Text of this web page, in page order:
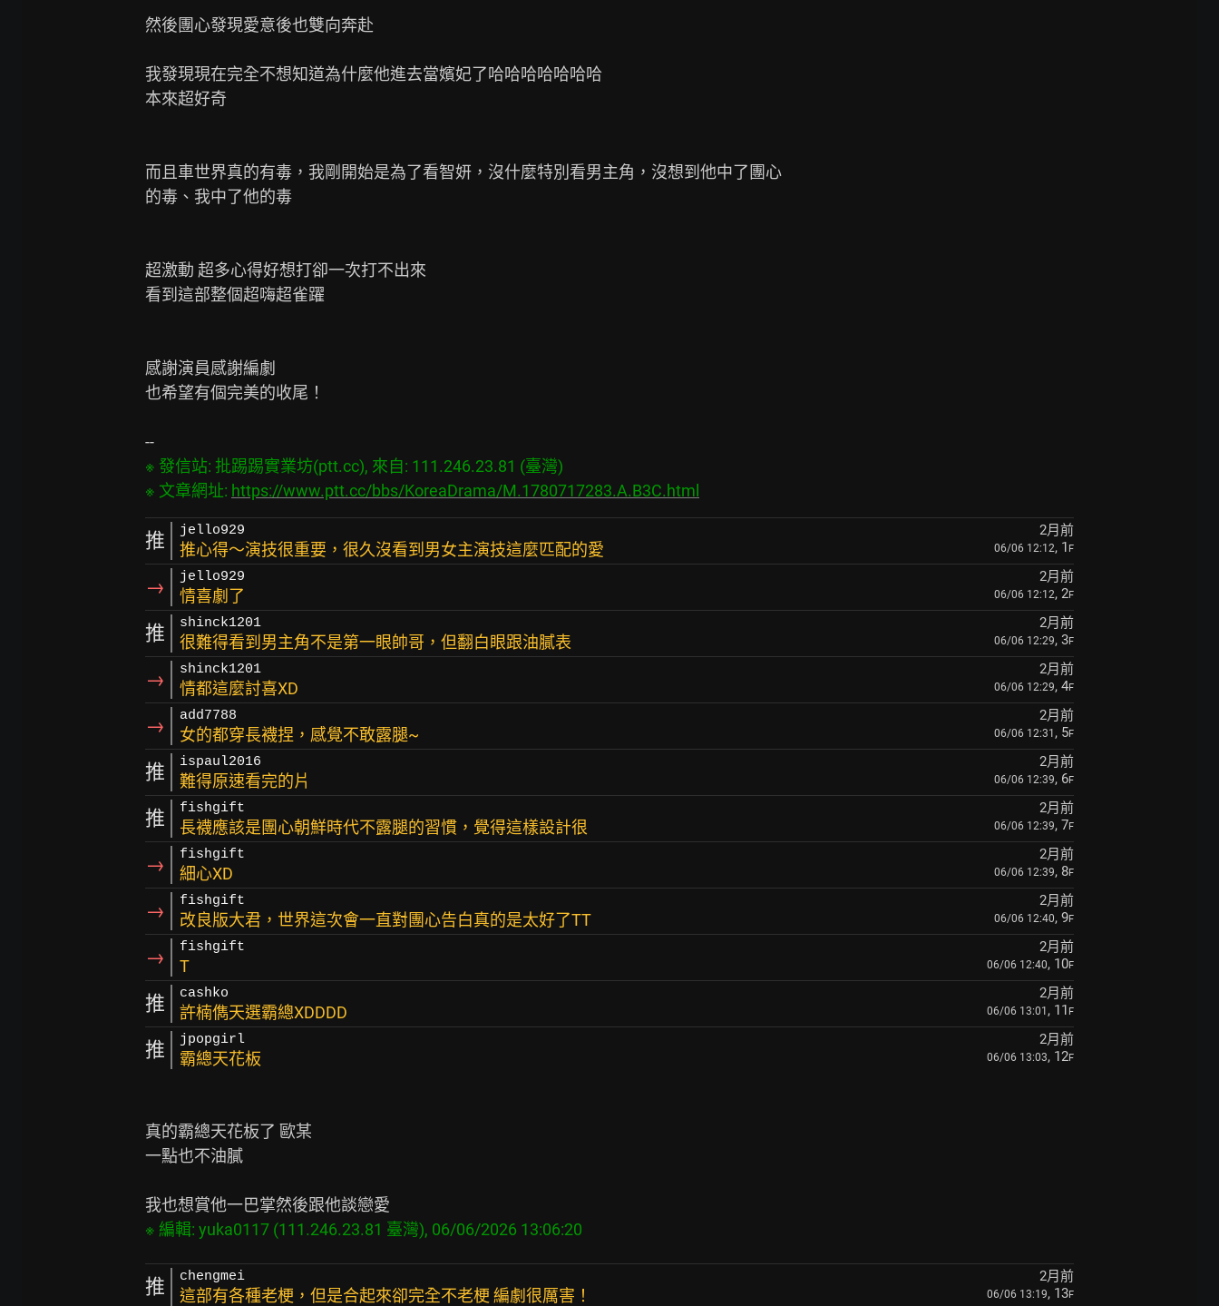
然後團心發現愛意後也雙向奔赴
我發現現在完全不想知道為什麼他進去當嬪妃了哈哈哈哈哈哈哈
本來超好奇
而且車世界真的有毒，我剛開始是為了看智妍，沒什麼特別看男主角，沒想到他中了團心
的毒、我中了他的毒
超激動 超多心得好想打卻一次打不出來
看到這部整個超嗨超雀躍
感謝演員感謝編劇
也希望有個完美的收尾！
※ 發信站: 批踢踢實業坊(ptt.cc), 來自: 111.246.23.81 (臺灣)
※ 文章網址: https://www.ptt.cc/bbs/KoreaDrama/M.1780717283.A.B3C.html
推 jello929 2月前
推心得～演技很重要，很久沒看到男女主演技這麼匹配的愛 06/06 12:12, 1 F
→ jello929 2月前
情喜劇了 06/06 12:12, 2F
推 shinck1201 2月前
很難得看到男主角不是第一眼帥哥，但翻白眼跟油膩表 06/06 12:29, 3F
→ shinck1201 2月前
情都這麼討喜XD 06/06 12:29, 4F
→ add7788 2月前
女的都穿長襪捏，感覺不敢露腿~ 06/06 12:31 , 5F
推 ispaul2016 2月前
難得原速看完的片 06/06 12:39, 6F
推 fishgift 2月前
長襪應該是團心朝鮮時代不露腿的習慣，覺得這樣設計很 06/06 12:39, 7F
→ fishgift 2月前
細心XD 06/06 12:39, 8F
→ fishgift 2月前
改良版大君，世界這次會一直對團心告白真的是太好了TT 06/06 12:40, 9F
→ fishgift 2月前
T 06/06 12:40, 10F
推 cashko 2月前
許楠儁天選霸總XDDDD 06/06 13:01 , 11 F
推 jpopgirl 2月前
霸總天花板 06/06 13:03, 12F
真的霸總天花板了 歐某
一點也不油膩
推 chengmei 2月前
這部有各種老梗，但是合起來卻完全不老梗 編劇很厲害！ 06/06 13:19, 13F